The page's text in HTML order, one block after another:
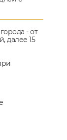
- от
далее 15